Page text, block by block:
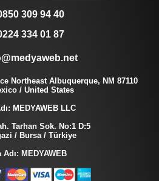
309 94 40
334 01 87
Northeast Albuquerque, NM 87110
/ United States
MEDYAWEB LLC
Tarhan Sok. No:1 D:5
/ Bursa / Türkiye
Adı: MEDYAWEB